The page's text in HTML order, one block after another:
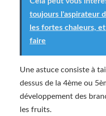
toujours l'aspirateur
les fortes chaleurs,
faire
Une astuce consiste à
dessus de la 4ème ou
développement des
les fruits.